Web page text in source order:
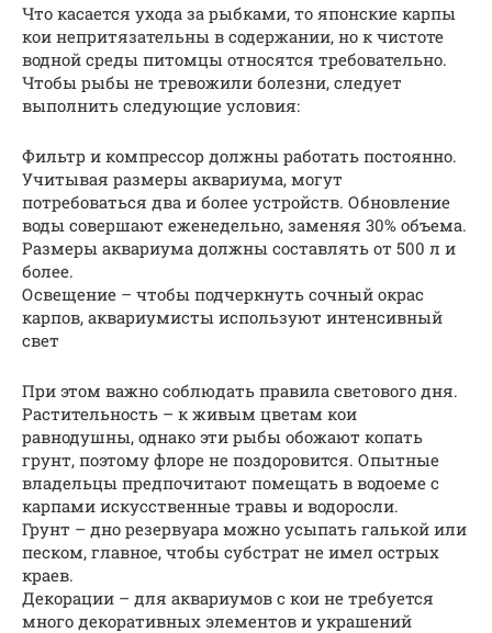
Что касается ухода за рыбками, то японские карпы
кои непритязательны в содержании, но к чистоте
водной среды питомцы относятся требовательно.
Чтобы рыбы не тревожили болезни, следует
выполнить следующие условия:
Фильтр и компрессор должны работать постоянно.
Учитывая размеры аквариума, могут
потребоваться два и более устройств. Обновление
воды совершают еженедельно, заменяя 30% объема.
Размеры аквариума должны составлять от 500 л и
более.
Освещение – чтобы подчеркнуть сочный окрас
карпов, аквариумисты используют интенсивный
свет
При этом важно соблюдать правила светового дня.
Растительность – к живым цветам кои
равнодушны, однако эти рыбы обожают копать
грунт, поэтому флоре не поздоровится. Опытные
владельцы предпочитают помещать в водоеме с
карпами искусственные травы и водоросли.
Грунт – дно резервуара можно усыпать галькой или
песком, главное, чтобы субстрат не имел острых
краев.
Декорации – для аквариумов с кои не требуется
много декоративных элементов и украшений